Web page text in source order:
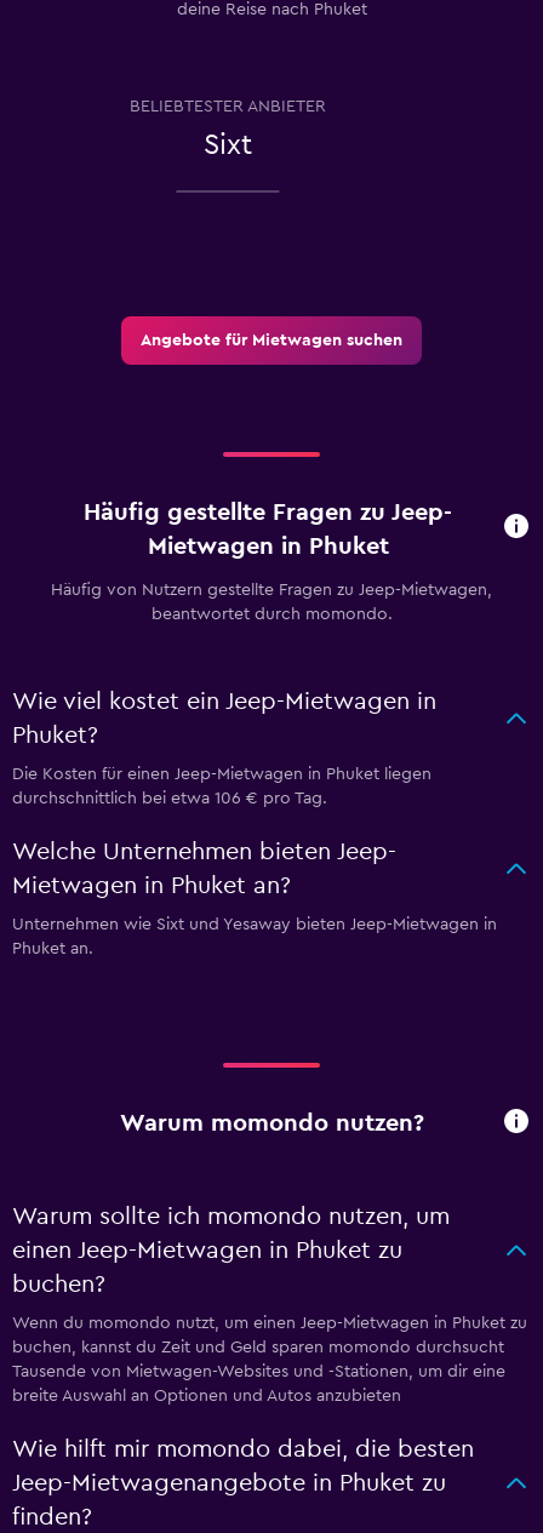
deine Reise nach Phuket
BELIEBTESTER ANBIETER
Sixt
Angebote für Mietwagen suchen
Häufig gestellte Fragen zu Jeep-
Mietwagen in Phuket
Häufig von Nutzern gestellte Fragen zu Jeep-Mietwagen,
beantwortet durch momondo.
Wie viel kostet ein Jeep-Mietwagen in
Phuket?
Die Kosten für einen Jeep-Mietwagen in Phuket liegen
durchschnittlich bei etwa 106 € pro Tag.
Welche Unternehmen bieten Jeep-
Mietwagen in Phuket an?
Unternehmen wie Sixt und Yesaway bieten Jeep-Mietwagen in
Phuket an.
Warum momondo nutzen?
Warum sollte ich momondo nutzen, um
einen Jeep-Mietwagen in Phuket zu
buchen?
Wenn du momondo nutzt, um einen Jeep-Mietwagen in Phuket zu
buchen, kannst du Zeit und Geld sparen momondo durchsucht
Tausende von Mietwagen-Websites und -Stationen, um dir eine
breite Auswahl an Optionen und Autos anzubieten
Wie hilft mir momondo dabei, die besten
Jeep-Mietwagenangebote in Phuket zu
finden?